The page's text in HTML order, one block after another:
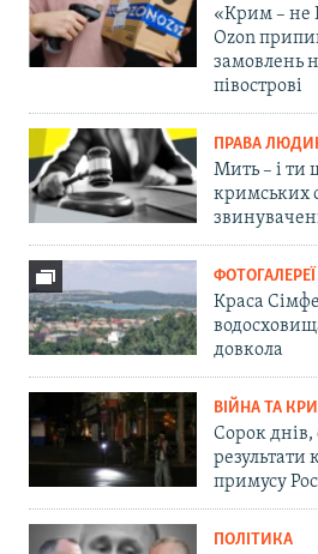
«Крим – не
Ozon
замовлень
півострові
ПРАВА
Мить – і ти
кримських
ФОТОГАЛЕРЕЇ
Краса
довкола
ВІЙНА ТА
Сорок
результати
примусу
ПОЛІТИКА